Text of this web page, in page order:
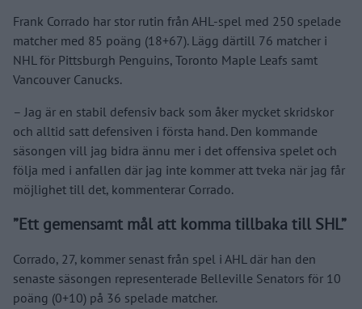
Frank Corrado har stor rutin från AHL-spel med 250 spelade
matcher med 85 poäng (18+67). Lägg därtill 76 matcher i
NHL för Pittsburgh Penguins, Toronto Maple Leafs samt
Vancouver Canucks.
– Jag är en stabil defensiv back som åker mycket skridskor
och alltid satt defensiven i första hand. Den kommande
säsongen vill jag bidra ännu mer i det offensiva spelet och
följa med i anfallen där jag inte kommer att tveka när jag får
möjlighet till det, kommenterar Corrado.
”Ett gemensamt mål att komma tillbaka till SHL”
Corrado, 27, kommer senast från spel i AHL där han den
senaste säsongen representerade Belleville Senators för 10
poäng (0+10) på 36 spelade matcher.